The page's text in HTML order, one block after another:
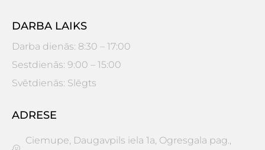
DARBA LAIKS
Darba dienās: 8:30 – 17:00
Sestdienās: 9:00 – 15:00
Svētdienās: Slēgts
ADRESE
Ciemupe, Daugavpils iela 1a, Ogresgala pag.,